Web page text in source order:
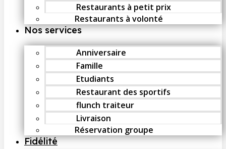
Restaurants à petit prix
Restaurants à volonté
Nos services
Anniversaire
Famille
Etudiants
Restaurant des sportifs
flunch traiteur
Livraison
Réservation groupe
Fidélité